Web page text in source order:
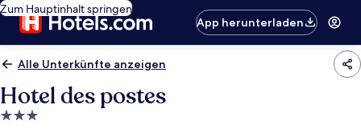
Zum Hauptinhalt springen
App herunterladen
Alle Unterkünfte anzeigen
Hotel des postes
3.0-